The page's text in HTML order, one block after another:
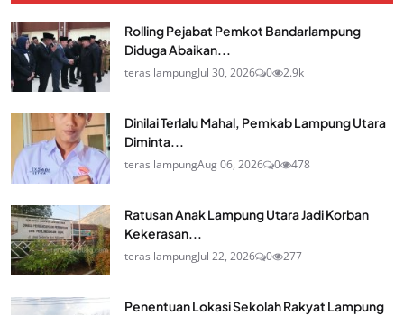
Rolling Pejabat Pemkot Bandarlampung
Diduga Abaikan...
teras lampungJul 30, 2026 0 2.9k
Dinilai Terlalu Mahal, Pemkab Lampung Utara
Diminta...
teras lampungAug 06, 2026 0 478
Ratusan Anak Lampung Utara Jadi Korban
Kekerasan...
teras lampungJul 22, 2026 0 277
Penentuan Lokasi Sekolah Rakyat Lampung